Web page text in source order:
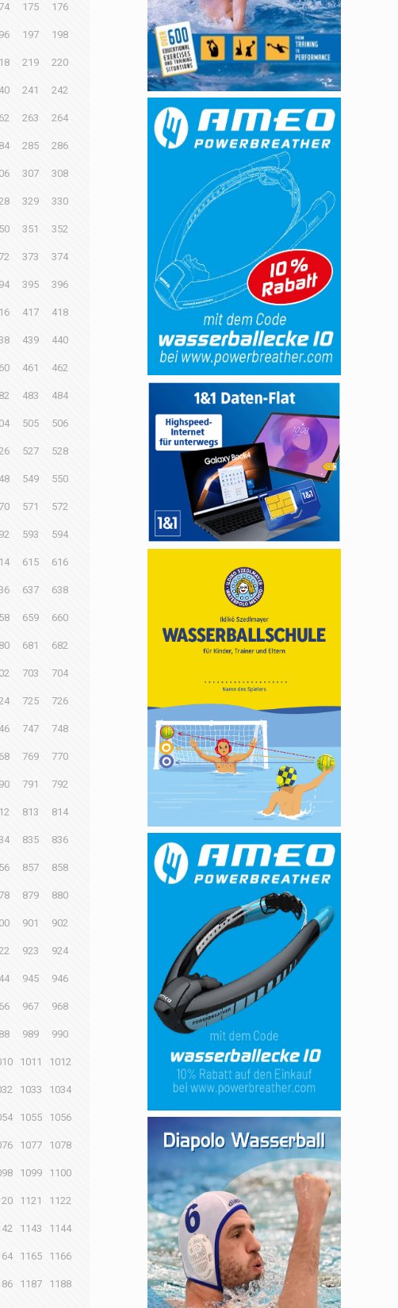
175 176
197 198
219 220
241 242
263 264
285 286
307 308
329 330
351 352
373 374
395 396
417 418
439 440
461 462
483 484
505 506
527 528
549 550
571 572
593 594
615 616
637 638
659 660
681 682
703 704
725 726
747 748
769 770
791 792
813 814
835 836
857 858
879 880
901 902
923 924
945 946
967 968
989 990
1011 1012
1033 1034
1055 1056
1077 1078
1099 1100
1121 1122
1143 1144
1165 1166
1187 1188